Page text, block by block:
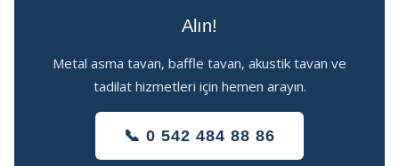
Alın!
Metal asma tavan, baffle tavan, akustik tavan ve
tadilat hizmetleri için hemen arayın.
📞 0 542 484 88 86